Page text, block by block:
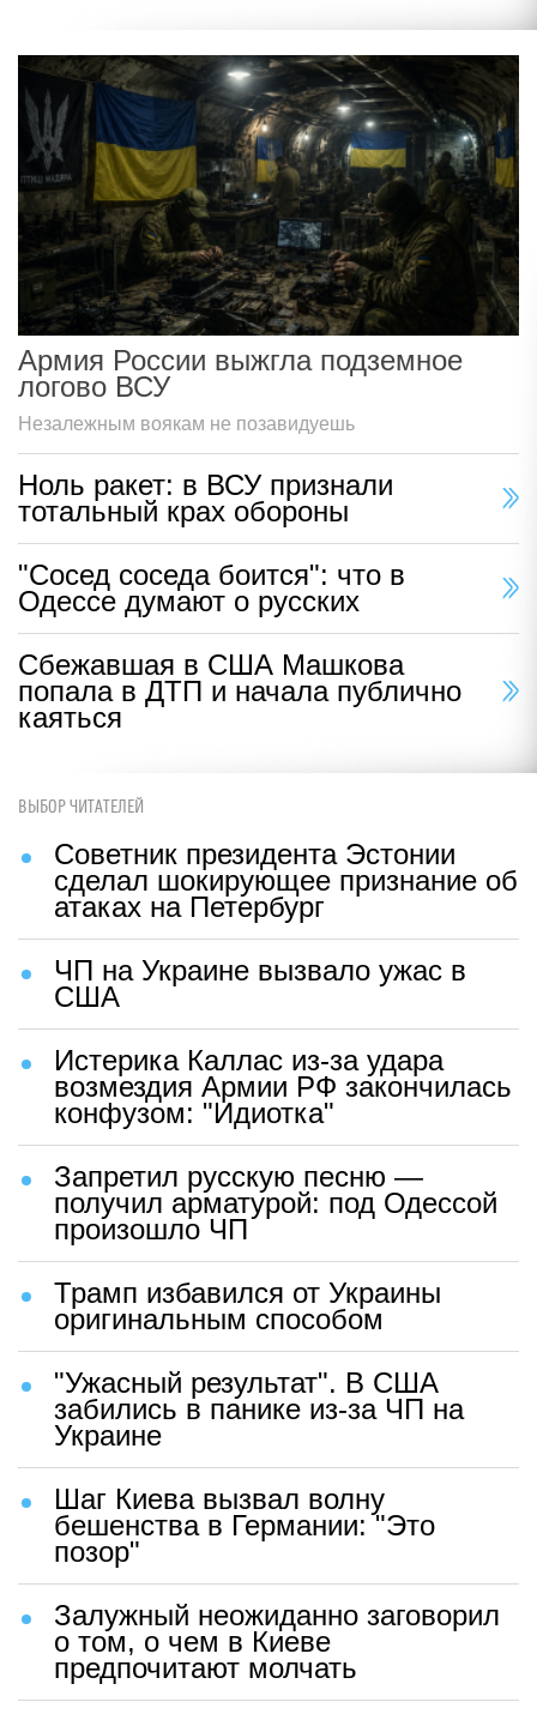
Армия России выжгла подземное
логово ВСУ
Незалежным воякам не позавидуешь
Ноль ракет: в ВСУ признали
тотальный крах обороны
"Сосед соседа боится": что в
Одессе думают о русских
Сбежавшая в США Машкова
попала в ДТП и начала публично
каяться
ВЫБОР ЧИТАТЕЛЕЙ
Советник президента Эстонии
сделал шокирующее признание об
атаках на Петербург
ЧП на Украине вызвало ужас в
США
Истерика Каллас из-за удара
возмездия Армии РФ закончилась
конфузом: "Идиотка"
Запретил русскую песню —
получил арматурой: под Одессой
произошло ЧП
Трамп избавился от Украины
оригинальным способом
"Ужасный результат". В США
забились в панике из-за ЧП на
Украине
Шаг Киева вызвал волну
бешенства в Германии: "Это
позор"
Залужный неожиданно заговорил
о том, о чем в Киеве
предпочитают молчать